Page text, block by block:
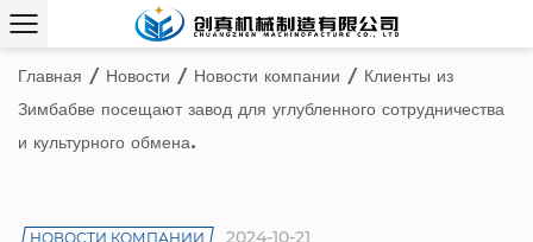
Главная / Новости / Новости компании / Клиенты из
Зимбабве посещают завод для углубленного сотрудничества
и культурного обмена.
НОВОСТИ КОМПАНИИ 2024-10-21